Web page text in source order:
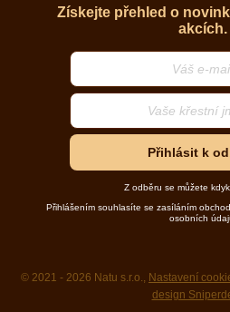
Získejte přehled o
akcích.
Přihlásit k
Z odběru se můžete
Přihlášením souhlasíte se zasíláním
osobních
© 2021 - 2026 Natu s.r.o., Nastavení
design